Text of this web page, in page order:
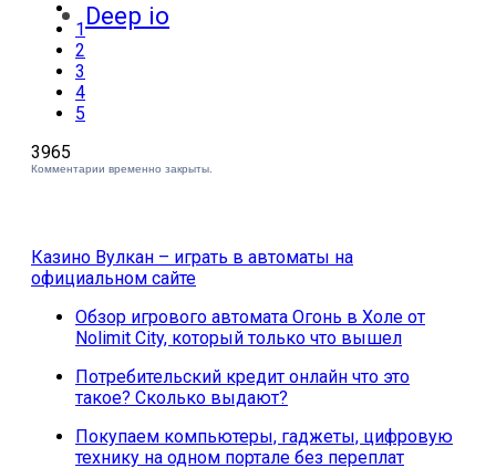
Deep io
1
2
3
4
5
3965
Комментарии временно закрыты.
Казино Вулкан – играть в автоматы на
официальном сайте
Обзор игрового автомата Огонь в Холе от
Nolimit City, который только что вышел
Потребительский кредит онлайн что это
такое? Сколько выдают?
Покупаем компьютеры, гаджеты, цифровую
технику на одном портале без переплат